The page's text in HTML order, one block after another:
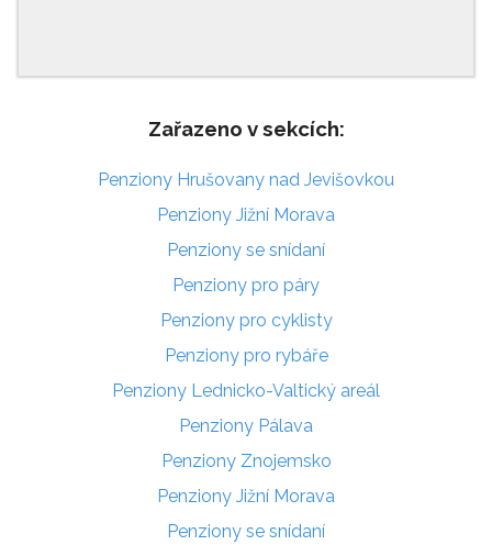
Zařazeno v sekcích:
Penziony Hrušovany nad Jevišovkou
Penziony Jižní Morava
Penziony se snídaní
Penziony pro páry
Penziony pro cyklisty
Penziony pro rybáře
Penziony Lednicko-Valtický areál
Penziony Pálava
Penziony Znojemsko
Penziony Jižní Morava
Penziony se snídaní